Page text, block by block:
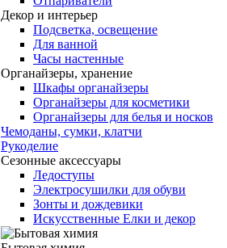
Декор и интерьер
Подсветка, освещение
Для ванной
Часы настенные
Органайзеры, хранение
Шкафы органайзеры
Органайзеры для косметики
Органайзеры для белья и носков
Чемоданы, сумки, клатчи
Рукоделие
Сезонные аксессуары
Ледоступы
Электросушилки для обуви
Зонты и дождевики
Искусственные Елки и декор